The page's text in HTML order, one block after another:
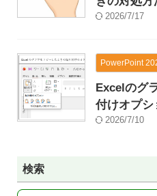
2026/7/17
PowerPoint
Excelのグ
付けオプシ
2026/7/10
検索